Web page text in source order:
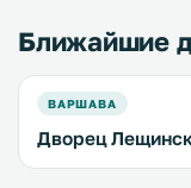
Ближайшие
ВАРШАВА
Дворец